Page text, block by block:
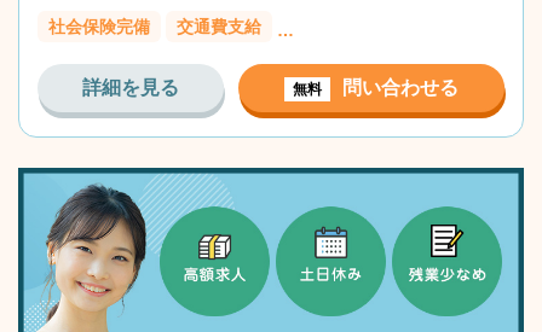
社会保険完備 交通費支給 …
詳細を見る 無料 問い合わせる